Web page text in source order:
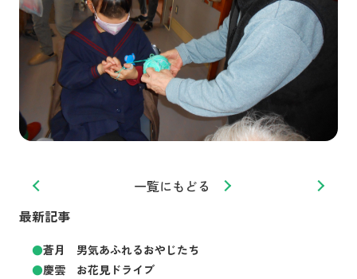
一覧にもどる
最新記事
蒼月 男気あふれるおやじたち
慶雲 お花見ドライブ